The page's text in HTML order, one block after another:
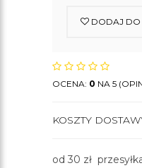
DODAJ DO
OCENA: 0 NA 5
KOSZTY
od 30 zł